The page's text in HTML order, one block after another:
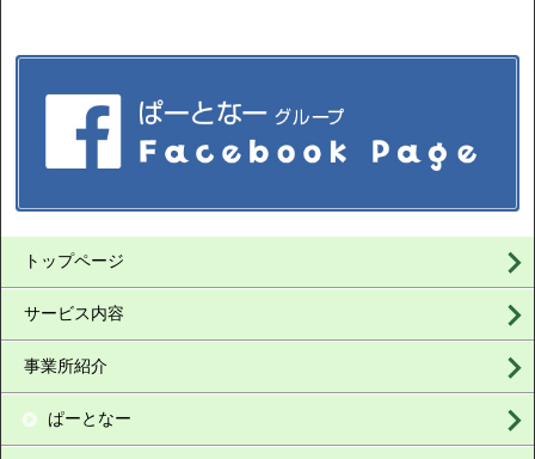
トップページ
サービス内容
事業所紹介
ぱーとなー